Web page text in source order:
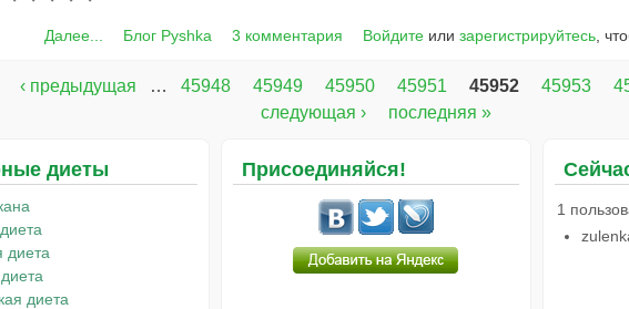
Далее... Блог Pyshka 3 комментария Войдите илизарегистрируйтесь,
‹ предыдущая … 45948 45949 45950 45951 45952 45953
следующая ›
последняя »
диеты
диета
диета
Присоединяйся!
1